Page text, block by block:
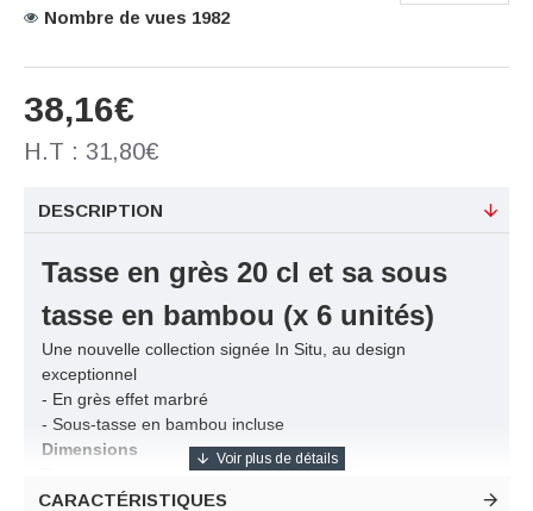
38,16€
H.T : 31,80€
Nombre de vues 1982
DESCRIPTION
Tasse en grès 20 cl et sa sous
tasse en bambou (x 6 unités)
Une nouvelle collection signée In Situ, au design
exceptionnel
- En grès effet marbré
- Sous-tasse en bambou incluse
Dimensions
Diamètre extérieur haut 68 mm
CARACTÉRISTIQUES